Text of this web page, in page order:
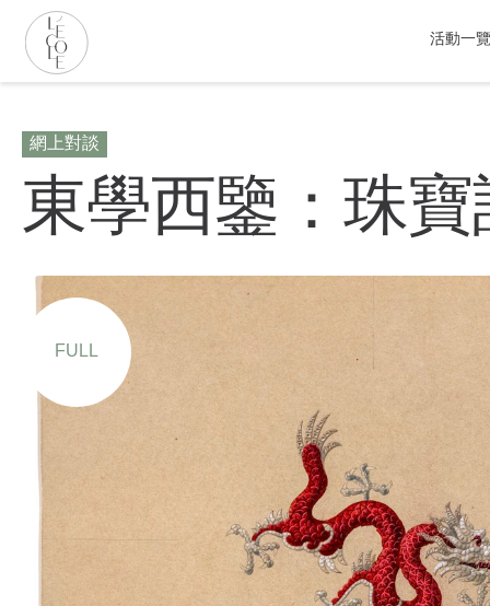
of
Jewelry
Arts
logo
活動一
網上對談
東學西鑒：珠
FULL